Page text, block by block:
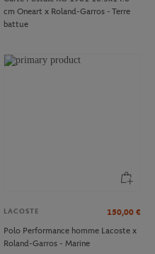
cm Oneart x Roland-Garros - Terre
battue
LACOSTE 150,00 €
Polo Performance homme Lacoste x
Roland-Garros - Marine